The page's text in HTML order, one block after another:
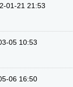
01-21 21:53
05 10:53
06 16:50